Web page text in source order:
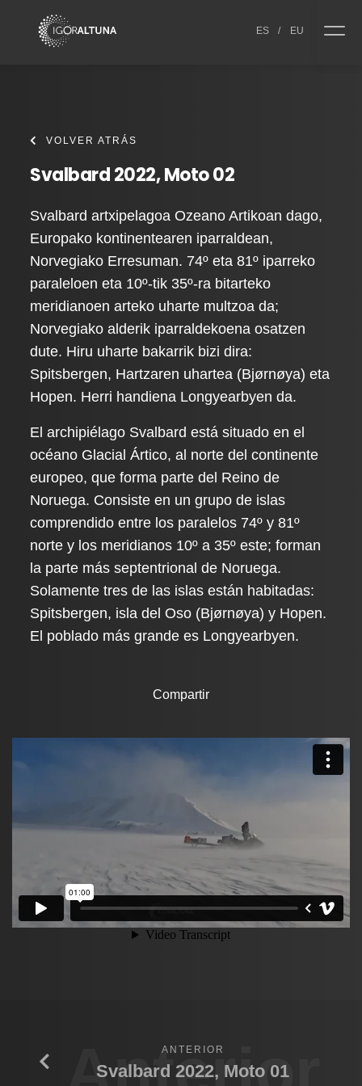
ES / EU
VOLVER ATRÁS
Svalbard 2022, Moto 02
Svalbard artxipelagoa Ozeano Artikoan dago,
Europako kontinentearen iparraldean,
Norvegiako Erresuman. 74º eta 81º iparreko
paraleloen eta 10º-tik 35º-ra bitarteko
meridianoen arteko uharte multzoa da;
Norvegiako alderik iparraldekoena osatzen
dute. Hiru uharte bakarrik bizi dira:
Spitsbergen, Hartzaren uhartea (Bjørnøya) eta
Hopen. Herri handiena Longyearbyen da.
El archipiélago Svalbard está situado en el
océano Glacial Ártico, al norte del continente
europeo, que forma parte del Reino de
Noruega. Consiste en un grupo de islas
comprendido entre los paralelos 74º y 81º
norte y los meridianos 10º a 35º este; forman
la parte más septentrional de Noruega.
Solamente tres de las islas están habitadas:
Spitsbergen, isla del Oso (Bjørnøya) y Hopen.
El poblado más grande es Longyearbyen.
Compartir
ANTERIOR
Svalbard 2022, Moto 01